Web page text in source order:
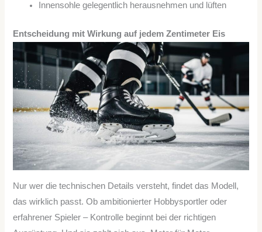
Innensohle gelegentlich herausnehmen und lüften
Entscheidung mit Wirkung auf jedem Zentimeter Eis
Nur wer die technischen Details versteht, findet das Modell,
das wirklich passt. Ob ambitionierter Hobbysportler oder
erfahrener Spieler – Kontrolle beginnt bei der richtigen